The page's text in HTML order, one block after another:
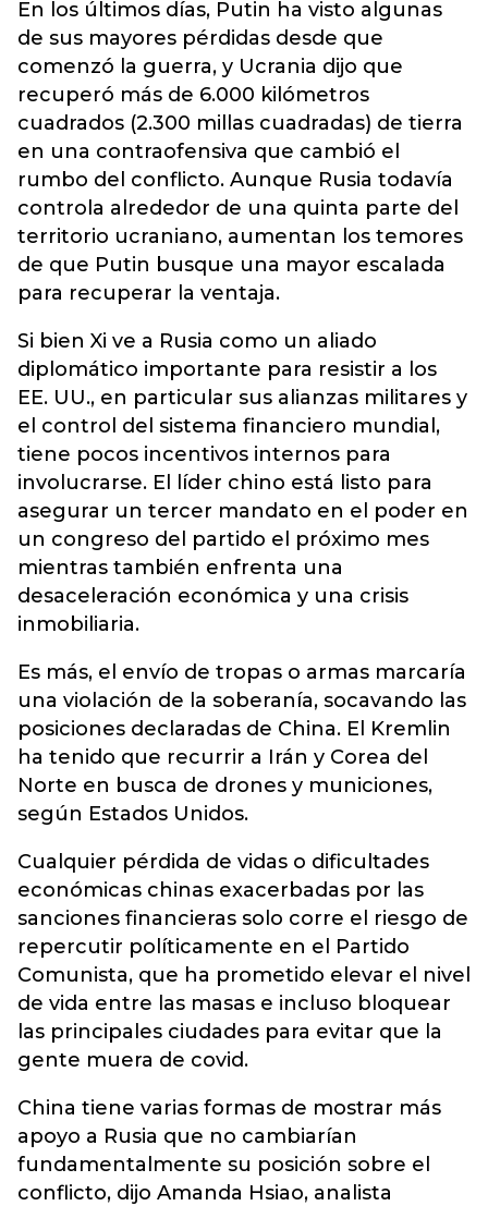
En los últimos días, Putin ha visto algunas
de sus mayores pérdidas desde que
comenzó la guerra, y Ucrania dijo que
recuperó más de 6.000 kilómetros
cuadrados (2.300 millas cuadradas) de tierra
en una contraofensiva que cambió el
rumbo del conflicto. Aunque Rusia todavía
controla alrededor de una quinta parte del
territorio ucraniano, aumentan los temores
de que Putin busque una mayor escalada
para recuperar la ventaja.
Si bien Xi ve a Rusia como un aliado
diplomático importante para resistir a los
EE. UU., en particular sus alianzas militares y
el control del sistema financiero mundial,
tiene pocos incentivos internos para
involucrarse. El líder chino está listo para
asegurar un tercer mandato en el poder en
un congreso del partido el próximo mes
mientras también enfrenta una
desaceleración económica y una crisis
inmobiliaria.
Es más, el envío de tropas o armas marcaría
una violación de la soberanía, socavando las
posiciones declaradas de China. El Kremlin
ha tenido que recurrir a Irán y Corea del
Norte en busca de drones y municiones,
según Estados Unidos.
Cualquier pérdida de vidas o dificultades
económicas chinas exacerbadas por las
sanciones financieras solo corre el riesgo de
repercutir políticamente en el Partido
Comunista, que ha prometido elevar el nivel
de vida entre las masas e incluso bloquear
las principales ciudades para evitar que la
gente muera de covid.
China tiene varias formas de mostrar más
apoyo a Rusia que no cambiarían
fundamentalmente su posición sobre el
conflicto, dijo Amanda Hsiao, analista